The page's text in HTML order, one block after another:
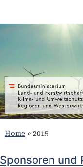
Home » 2015
Sponsoren und